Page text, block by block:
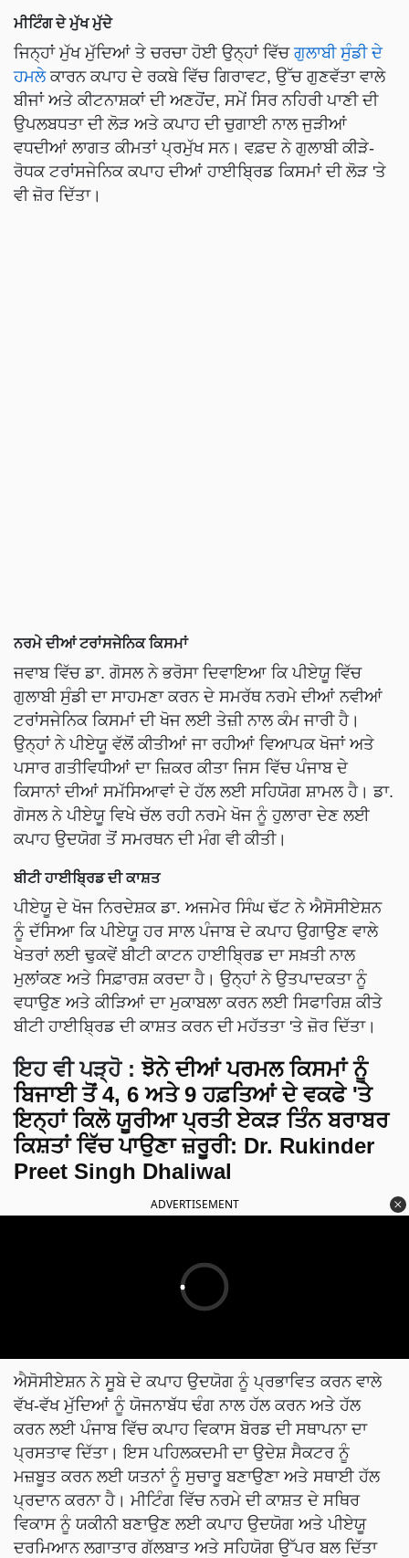
ਮੀਟਿੰਗ ਦੇ ਮੁੱਖ ਮੁੱਦੇ
ਜਿਨ੍ਹਾਂ ਮੁੱਖ ਮੁੱਦਿਆਂ ਤੇ ਚਰਚਾ ਹੋਈ ਉਨ੍ਹਾਂ ਵਿੱਚ ਗੁਲਾਬੀ ਸੁੰਡੀ ਦੇ
ਹਮਲੇਕਾਰਨ ਕਪਾਹ ਦੇ ਰਕਬੇ ਵਿੱਚ ਗਿਰਾਵਟ, ਉੱਚ ਗੁਣਵੱਤਾ ਵਾਲੇ
ਬੀਜਾਂ ਅਤੇ ਕੀਟਨਾਸ਼ਕਾਂ ਦੀ ਅਣਹੋਂਦ, ਸਮੇਂ ਸਿਰ ਨਹਿਰੀ ਪਾਣੀ ਦੀ
ਉਪਲਬਧਤਾ ਦੀ ਲੋੜ ਅਤੇ ਕਪਾਹ ਦੀ ਚੁਗਾਈ ਨਾਲ ਜੁੜੀਆਂ
ਵਧਦੀਆਂ ਲਾਗਤ ਕੀਮਤਾਂ ਪ੍ਰਮੁੱਖ ਸਨ। ਵਫ਼ਦ ਨੇ ਗੁਲਾਬੀ ਕੀੜੇ-
ਰੋਧਕ ਟਰਾਂਸਜੇਨਿਕ ਕਪਾਹ ਦੀਆਂ ਹਾਈਬ੍ਰਿਡ ਕਿਸਮਾਂ ਦੀ ਲੋੜ 'ਤੇ
ਵੀ ਜ਼ੋਰ ਦਿੱਤਾ।
ਨਰਮੇ ਦੀਆਂ ਟਰਾਂਸਜੇਨਿਕ ਕਿਸਮਾਂ
ਜਵਾਬ ਵਿੱਚ ਡਾ. ਗੋਸਲ ਨੇ ਭਰੋਸਾ ਦਿਵਾਇਆ ਕਿ ਪੀਏਯੂ ਵਿੱਚ
ਗੁਲਾਬੀ ਸੁੰਡੀ ਦਾ ਸਾਹਮਣਾ ਕਰਨ ਦੇ ਸਮਰੱਥ ਨਰਮੇ ਦੀਆਂ ਨਵੀਆਂ
ਟਰਾਂਸਜੇਨਿਕ ਕਿਸਮਾਂ ਦੀ ਖੋਜ ਲਈ ਤੇਜ਼ੀ ਨਾਲ ਕੰਮ ਜਾਰੀ ਹੈ।
ਉਨ੍ਹਾਂ ਨੇ ਪੀਏਯੂ ਵੱਲੋਂ ਕੀਤੀਆਂ ਜਾ ਰਹੀਆਂ ਵਿਆਪਕ ਖੋਜਾਂ ਅਤੇ
ਪਸਾਰ ਗਤੀਵਿਧੀਆਂ ਦਾ ਜ਼ਿਕਰ ਕੀਤਾ ਜਿਸ ਵਿੱਚ ਪੰਜਾਬ ਦੇ
ਕਿਸਾਨਾਂ ਦੀਆਂ ਸਮੱਸਿਆਵਾਂ ਦੇ ਹੱਲ ਲਈ ਸਹਿਯੋਗ ਸ਼ਾਮਲ ਹੈ। ਡਾ.
ਗੋਸਲ ਨੇ ਪੀਏਯੂ ਵਿਖੇ ਚੱਲ ਰਹੀ ਨਰਮੇ ਖੋਜ ਨੂੰ ਹੁਲਾਰਾ ਦੇਣ ਲਈ
ਕਪਾਹ ਉਦਯੋਗ ਤੋਂ ਸਮਰਥਨ ਦੀ ਮੰਗ ਵੀ ਕੀਤੀ।
ਬੀਟੀ ਹਾਈਬ੍ਰਿਡ ਦੀ ਕਾਸ਼ਤ
ਪੀਏਯੂ ਦੇ ਖੋਜ ਨਿਰਦੇਸ਼ਕ ਡਾ. ਅਜਮੇਰ ਸਿੰਘ ਢੱਟ ਨੇ ਐਸੋਸੀਏਸ਼ਨ
ਨੂੰ ਦੱਸਿਆ ਕਿ ਪੀਏਯੂ ਹਰ ਸਾਲ ਪੰਜਾਬ ਦੇ ਕਪਾਹ ਉਗਾਉਣ ਵਾਲੇ
ਖੇਤਰਾਂ ਲਈ ਢੁਕਵੇਂ ਬੀਟੀ ਕਾਟਨ ਹਾਈਬ੍ਰਿਡ ਦਾ ਸਖ਼ਤੀ ਨਾਲ
ਮੁਲਾਂਕਣ ਅਤੇ ਸਿਫ਼ਾਰਸ਼ ਕਰਦਾ ਹੈ। ਉਨ੍ਹਾਂ ਨੇ ਉਤਪਾਦਕਤਾ ਨੂੰ
ਵਧਾਉਣ ਅਤੇ ਕੀੜਿਆਂ ਦਾ ਮੁਕਾਬਲਾ ਕਰਨ ਲਈ ਸਿਫਾਰਿਸ਼ ਕੀਤੇ
ਬੀਟੀ ਹਾਈਬ੍ਰਿਡ ਦੀ ਕਾਸ਼ਤ ਕਰਨ ਦੀ ਮਹੱਤਤਾ 'ਤੇ ਜ਼ੋਰ ਦਿੱਤਾ।
ਇਹ ਵੀ ਪੜ੍ਹੋ :ਝੋਨੇ ਦੀਆਂ ਪਰਮਲ ਕਿਸਮਾਂ ਨੂੰ
ਬਿਜਾਈ ਤੋਂ 4, 6 ਅਤੇ 9 ਹਫ਼ਤਿਆਂ ਦੇ ਵਕਫੇ 'ਤੇ
ਇਨ੍ਹਾਂ ਕਿਲੋ ਯੂਰੀਆ ਪ੍ਰਤੀ ਏਕੜ ਤਿੰਨ ਬਰਾਬਰ
ਕਿਸ਼ਤਾਂ ਵਿੱਚ ਪਾਉਣਾ ਜ਼ਰੂਰੀ: Dr. Rukinder
Preet Singh Dhaliwal
ADVERTISEMENT
ਐਸੋਸੀਏਸ਼ਨ ਨੇ ਸੂਬੇ ਦੇ ਕਪਾਹ ਉਦਯੋਗ ਨੂੰ ਪ੍ਰਭਾਵਿਤ ਕਰਨ ਵਾਲੇ
ਵੱਖ-ਵੱਖ ਮੁੱਦਿਆਂ ਨੂੰ ਯੋਜਨਾਬੱਧ ਢੰਗ ਨਾਲ ਹੱਲ ਕਰਨ ਅਤੇ ਹੱਲ
ਕਰਨ ਲਈ ਪੰਜਾਬ ਵਿੱਚ ਕਪਾਹ ਵਿਕਾਸ ਬੋਰਡ ਦੀ ਸਥਾਪਨਾ ਦਾ
ਪ੍ਰਸਤਾਵ ਦਿੱਤਾ। ਇਸ ਪਹਿਲਕਦਮੀ ਦਾ ਉਦੇਸ਼ ਸੈਕਟਰ ਨੂੰ
ਮਜ਼ਬੂਤ ਕਰਨ ਲਈ ਯਤਨਾਂ ਨੂੰ ਸੁਚਾਰੂ ਬਣਾਉਣਾ ਅਤੇ ਸਥਾਈ ਹੱਲ
ਪ੍ਰਦਾਨ ਕਰਨਾ ਹੈ। ਮੀਟਿੰਗ ਵਿੱਚ ਨਰਮੇ ਦੀ ਕਾਸ਼ਤ ਦੇ ਸਥਿਰ
ਵਿਕਾਸ ਨੂੰ ਯਕੀਨੀ ਬਣਾਉਣ ਲਈ ਕਪਾਹ ਉਦਯੋਗ ਅਤੇ ਪੀਏਯੂ
ਦਰਮਿਆਨ ਲਗਾਤਾਰ ਗੱਲਬਾਤ ਅਤੇ ਸਹਿਯੋਗ ਉੱਪਰ ਬਲ ਦਿੱਤਾ